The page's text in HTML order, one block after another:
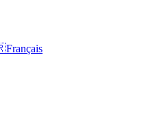
Français